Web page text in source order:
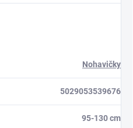
Nohavičky
5029053539676
95-130 cm